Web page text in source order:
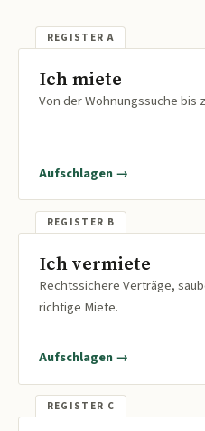
Ich miete
Von der Wohnungssuche bis
Aufschlagen →
Ich vermiete
Rechtssichere Verträge,
richtige Miete.
Aufschlagen →